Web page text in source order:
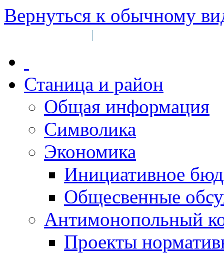
Вернуться к обычному
|
Станица и район
Общая информация
Символика
Экономика
Инициативное
Общесвенные
Антимонопольный
Проекты